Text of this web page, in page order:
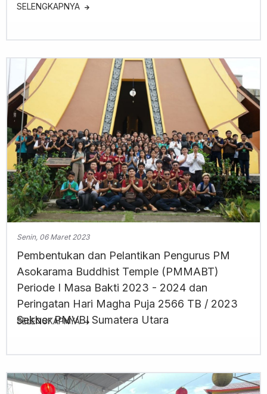
SELENGKAPNYA
Senin, 06 Maret 2023
Pembentukan dan Pelantikan Pengurus PM
Asokarama Buddhist Temple (PMMABT)
Periode I Masa Bakti 2023 - 2024 dan
Peringatan Hari Magha Puja 2566 TB / 2023
Sekber PMVBI Sumatera Utara
SELENGKAPNYA